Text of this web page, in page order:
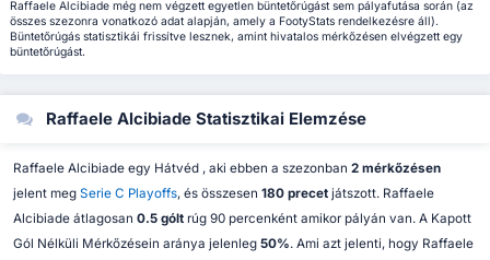
Raffaele Alcibiade még nem végzett egyetlen büntetőrúgást sem pályafutása során (az
összes szezonra vonatkozó adat alapján, amely a FootyStats rendelkezésre áll).
Büntetőrúgás statisztikái frissítve lesznek, amint hivatalos mérkőzésen elvégzett egy
büntetőrúgást.
Raffaele Alcibiade Statisztikai Elemzése
Raffaele Alcibiade egy Hátvéd , aki ebben a szezonban 2 mérkőzésen
jelent meg Serie C Playoffs, és összesen 180 precetjátszott. Raffaele
Alcibiade átlagosan 0.5 góltrúg 90 percenként amikor pályán van. A Kapott
Gól Nélküli Mérkőzésein aránya jelenleg 50%. Ami azt jelenti, hogy Raffaele